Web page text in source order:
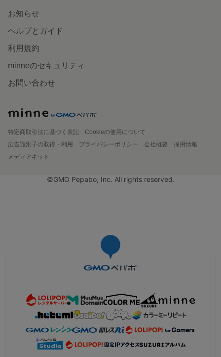
お知らせ
ヘルプとガイド
利用規約
minneのセキュリティ
お問い合わせ
特定商取引法に基づく表記
Cookieの使用について
広告識別子の取得・利用
プライバシーポリシー 会社概要
採用情報
メディアキット
©GMO Pepabo, Inc. All rights reserved.